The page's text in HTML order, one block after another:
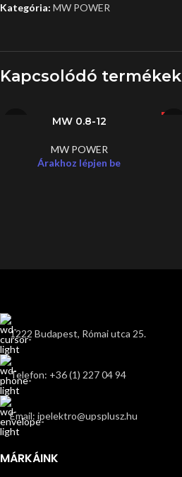
Kategória: MW POWER
Kapcsolódó termékek
MW 0.8-12
MW POWER
Árakhoz lépjen be
1222 Budapest, Római utca 25.
Telefon: +36 (1) 227 04 94
Email: ipelektro@upsplusz.hu
MÁRKÁINK